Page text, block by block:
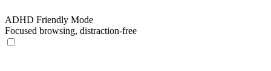
ADHD Friendly Mode
Focused browsing, distraction-free